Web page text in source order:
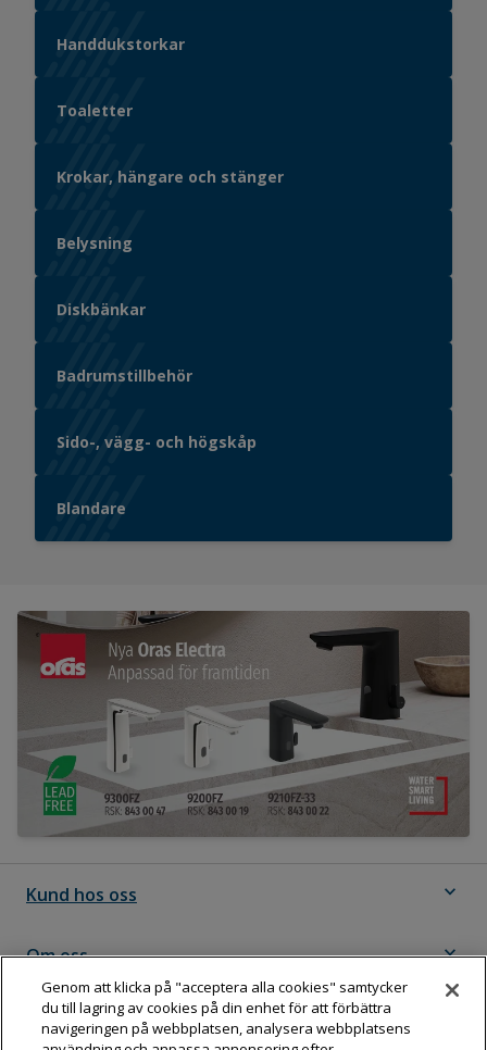
Handdukstorkar
Toaletter
Krokar, hängare och stänger
Belysning
Diskbänkar
Badrumstillbehör
Sido-, vägg- och högskåp
Blandare
Kund hos oss expand_more
Om oss expand_more
Följ Dahl
Genom att klicka på "acceptera alla cookies" samtycker
du till lagring av cookies på din enhet för att förbättra
navigeringen på webbplatsen, analysera webbplatsens